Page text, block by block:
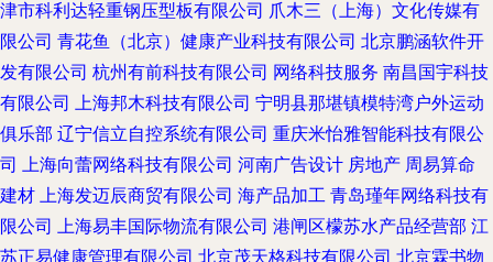
津市科利达轻重钢压型板有限公司 爪木三（上海）文化传媒有
限公司 青花鱼（北京）健康产业科技有限公司 北京鹏涵软件开
发有限公司 杭州有前科技有限公司 网络科技服务 南昌国宇科技
有限公司 上海邦木科技有限公司 宁明县那堪镇模特湾户外运动
俱乐部 辽宁信立自控系统有限公司 重庆米怡雅智能科技有限公
司 上海向蕾网络科技有限公司 河南广告设计 房地产 周易算命
建材 上海发迈辰商贸有限公司 海产品加工 青岛瑾年网络科技有
限公司 上海易丰国际物流有限公司 港闸区檬苏水产品经营部 江
苏正易健康管理有限公司 北京茂天格科技有限公司 北京霖书物